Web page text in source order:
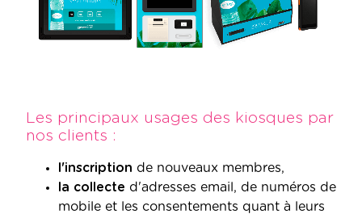
Les principaux usages des kiosques par
nos clients :
l'inscription de nouveaux membres,
la collecte d'adresses email, de numéros de
mobile et les consentements quant à leurs